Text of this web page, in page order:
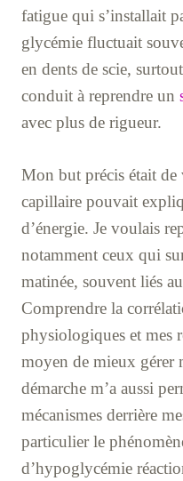
fatigue qui s’installait
glycémie fluctuait
en dents de scie,
conduit à reprendre un
avec plus de rigueur.
Mon but précis était
capillaire pouvait
d’énergie. Je voulais
notamment ceux qui
matinée, souvent liés
Comprendre la
physiologiques et mes
moyen de mieux gérer
démarche m’a aussi
mécanismes derrière
particulier le
d’hypoglycémie